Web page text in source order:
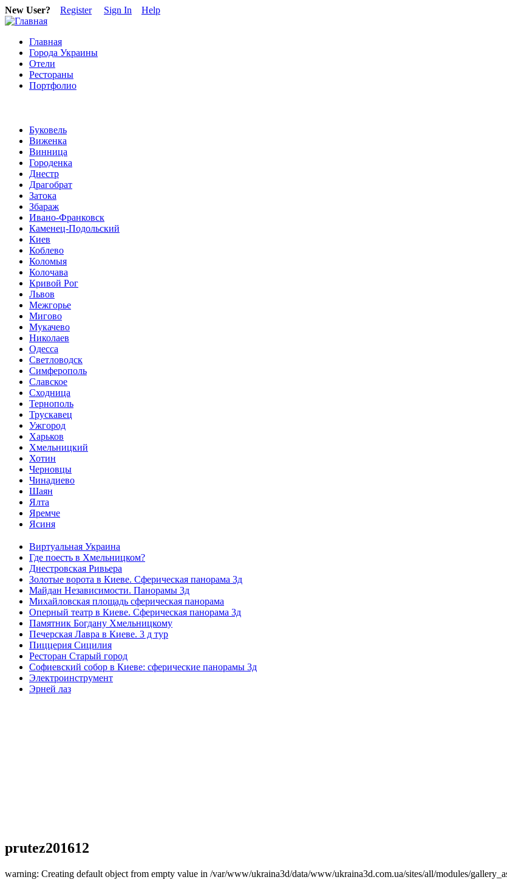
New User? Register Sign In Help
Главная
Города Украины
Отели
Рестораны
Портфолио
Буковель
Виженка
Винница
Городенка
Днестр
Драгобрат
Затока
Збараж
Ивано-Франковск
Каменец-Подольский
Киев
Коблево
Коломыя
Колочава
Кривой Рог
Львов
Межгорье
Мигово
Мукачево
Николаев
Одесса
Светловодск
Симферополь
Славское
Сходница
Тернополь
Трускавец
Ужгород
Харьков
Хмельницкий
Хотин
Черновцы
Чинадиево
Шаян
Ялта
Яремче
Ясиня
Виртуальная Украина
Где поесть в Хмельницком?
Днестровская Ривьера
Золотые ворота в Киеве. Сферическая панорама 3д
Майдан Независимости. Панорамы 3д
Михайловская площадь сферическая панорама
Оперный театр в Киеве. Сферическая панорама 3д
Памятник Богдану Хмельницкому
Печерская Лавра в Киеве. 3 д тур
Пиццерия Сицилия
Ресторан Старый город
Софиевский собор в Киеве: сферические панорамы 3д
Электроинструмент
Эрней лаз
prutez201612
warning: Creating default object from empty value in /var/www/ukraina3d/data/www/ukraina3d.com.ua/sites/all/modules/